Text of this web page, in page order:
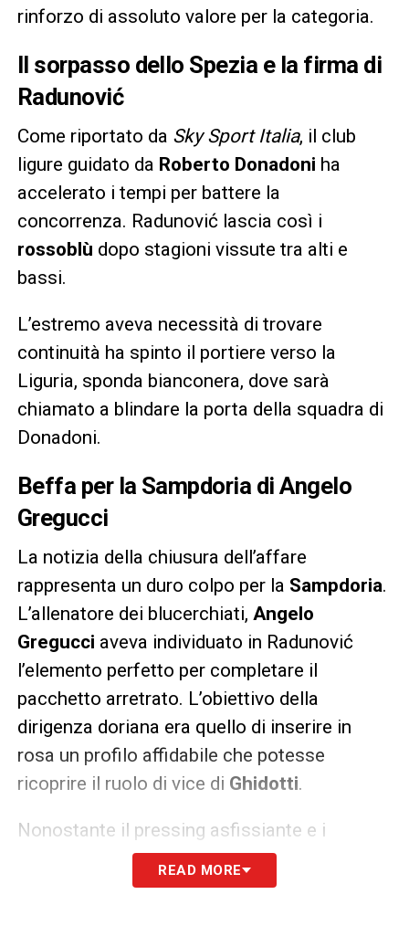
rinforzo di assoluto valore per la categoria.
Il sorpasso dello Spezia e la firma di
Radunović
Come riportato da Sky Sport Italia, il club
ligure guidato da Roberto Donadoni ha
accelerato i tempi per battere la
concorrenza. Radunović lascia così i
rossoblù dopo stagioni vissute tra alti e
bassi.
L’estremo aveva necessità di trovare
continuità ha spinto il portiere verso la
Liguria, sponda bianconera, dove sarà
chiamato a blindare la porta della squadra di
Donadoni.
Beffa per la Sampdoria di Angelo
Gregucci
La notizia della chiusura dell’affare
rappresenta un duro colpo per la Sampdoria.
L’allenatore dei blucerchiati, Angelo
Gregucci aveva individuato in Radunović
l’elemento perfetto per completare il
pacchetto arretrato. L’obiettivo della
dirigenza doriana era quello di inserire in
rosa un profilo affidabile che potesse
ricoprire il ruolo di vice di Ghidotti.
Nonostante il pressing asfissiante e i
tentativi concreti messi in atto dalla
dirigenza di Genova, il duello di mercato si è
READ MORE